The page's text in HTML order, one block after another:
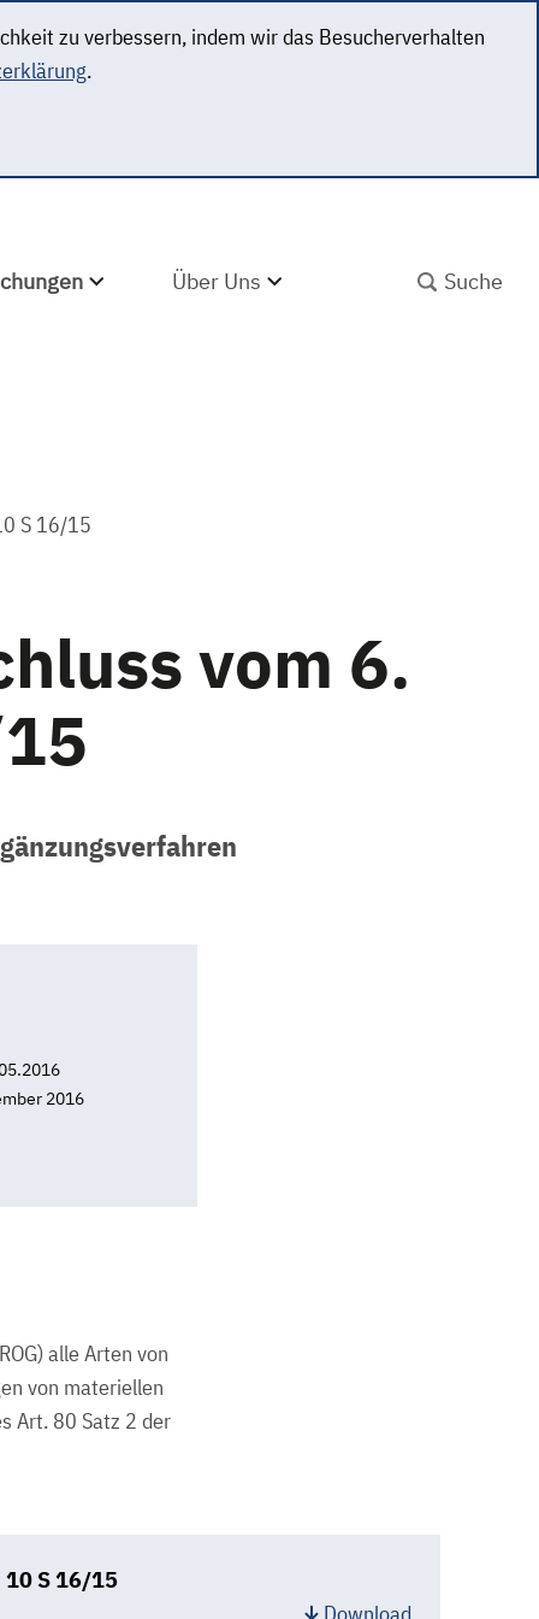
zu verbessern, indem wir das Besucherverhalten
.
Über Uns
S 16/15
vom 6.
2016
alle Arten von
von materiellen
Art. 80 Satz 2 der
10 S 16/15